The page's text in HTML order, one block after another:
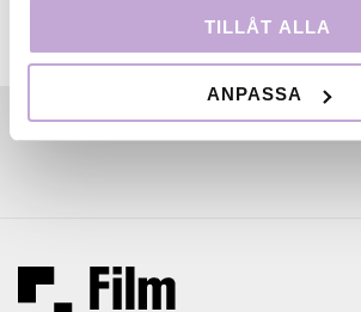
TILLÅT ALLA
ANPASSA